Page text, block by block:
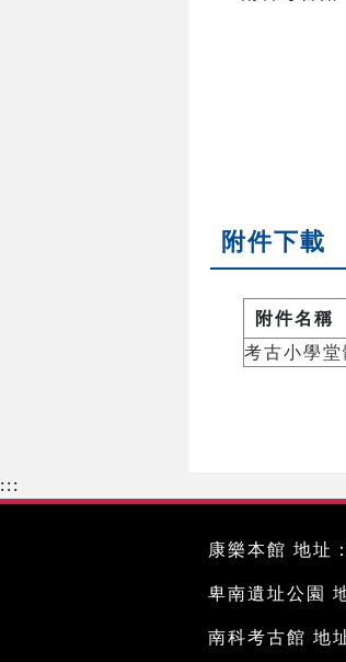
附件下載
附件名稱
考古小學堂
:::
康樂本館 地址
卑南遺址公園
南科考古館 地